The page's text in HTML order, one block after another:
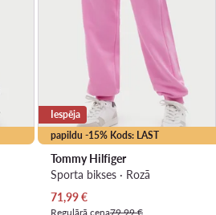
papildu -15% Kods: LAST
Iespēja
Tommy Hilfiger
Sporta bikses · Rozā
Pašreizējā cena
71,99€
Regulārā cena79,99 €